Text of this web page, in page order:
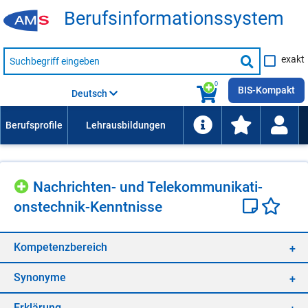
Be­rufs­in­for­ma­ti­ons­sys­tem
Suche
nach
Suche
starten
exakt
0
Deutsch BIS-Kompakt
Nach­rich­ten- und Te­le­kom­mu­ni­ka­ti­
ons­tech­nik-Kennt­nis­se
Kom­pe­tenz­be­reich
Syn­ony­me